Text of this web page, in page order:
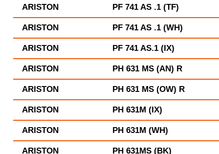
ARISTON PF 741 AS .1 (TF)
ARISTON PF 741 AS .1 (WH)
ARISTON PF 741 AS.1 (IX)
ARISTON PH 631 MS (AN) R
ARISTON PH 631 MS (OW) R
ARISTON PH 631M (IX)
ARISTON PH 631M (WH)
ARISTON PH 631MS (BK)